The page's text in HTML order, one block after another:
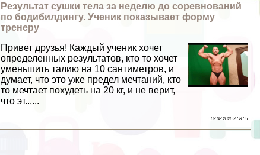
Результат сушки тела за неделю до соревнований
по бодибилдингу. Ученик показывает форму
тренеру
Привет друзья! Каждый ученик хочет
определенных результатов, кто то хочет
уменьшить талию на 10 сантиметров, и
думает, что это уже предел мечтаний, кто
то мечтает похудеть на 20 кг, и не верит,
что эт......
02 08 2026 2:58:55